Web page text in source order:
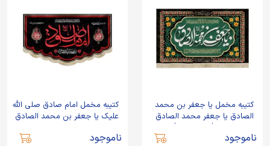
کتیبه مخمل یا جعفر بن محمد
الصادق یا جعفر محمد الصادق
ناموجود
کتیبه مخمل امام صادق صلی الله
علیک یا جعفر بن محمد الصادق
ناموجود